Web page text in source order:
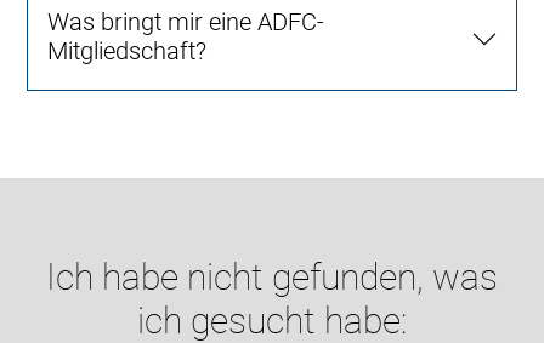
Was bringt mir eine ADFC-
Mitgliedschaft?
Ich habe nicht gefunden, was
ich gesucht habe: